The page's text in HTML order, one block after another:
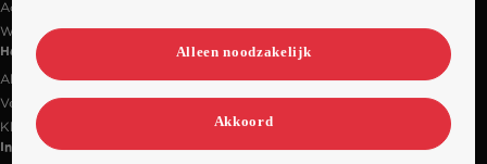
Actiecode
Werken bij RTL
Handige links
Alle films & series
Veelgestelde vragen
Klantenservice
Informatie
Alleen noodzakelijk
Akkoord